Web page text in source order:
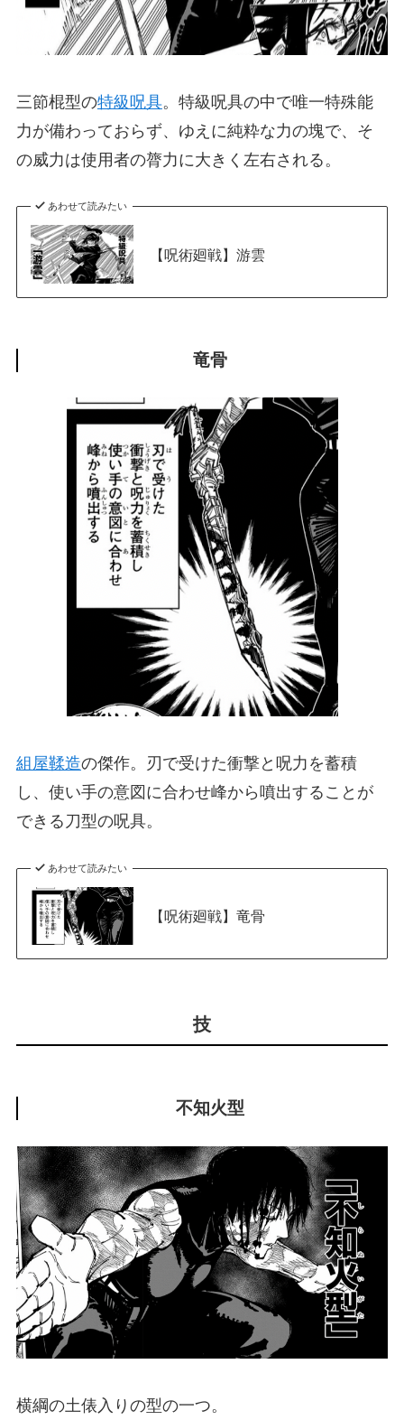
三節棍型の特級呪具。特級呪具の中で唯一特殊能
力が備わっておらず、ゆえに純粋な力の塊で、そ
の威力は使用者の膂力に大きく左右される。
あわせて読みたい
【呪術廻戦】游雲
竜骨
組屋鞣造の傑作。刃で受けた衝撃と呪力を蓄積
し、使い手の意図に合わせ峰から噴出することが
できる刀型の呪具。
あわせて読みたい
【呪術廻戦】竜骨
技
不知火型
横綱の土俵入りの型の一つ。